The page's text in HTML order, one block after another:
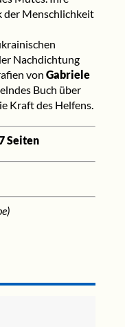
der Menschlichkeit
Nachdichtung
von Gabriele
Buch über
Kraft des Helfens.
Seiten